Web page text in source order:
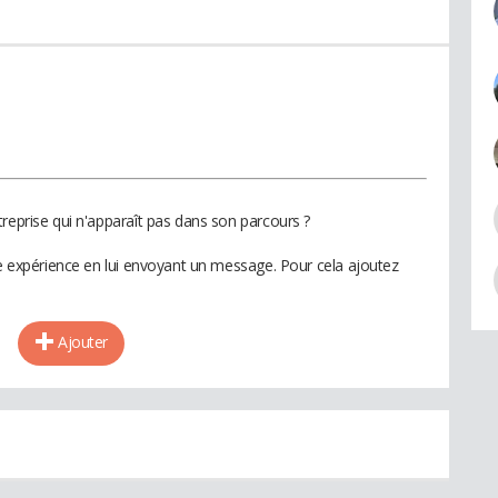
qui n'apparaît pas dans son parcours ?
en lui envoyant un message. Pour cela ajoutez
Ajouter